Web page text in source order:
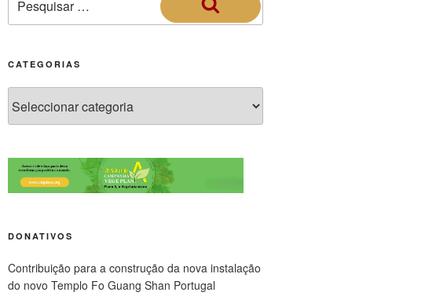
CATEGORIAS
DONATIVOS
Contribuição para a construção da nova instalação
do novo Templo Fo Guang Shan Portugal